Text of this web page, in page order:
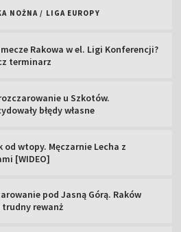
NOŻNA / LIGA EUROPY
Rakowa w el. Ligi Konferencji?
terminarz
u Szkotów.
błędy własne
od wtopy. Męczarnie Lecha z
[WIDEO]
pod Jasną Górą. Raków
trudny rewanż